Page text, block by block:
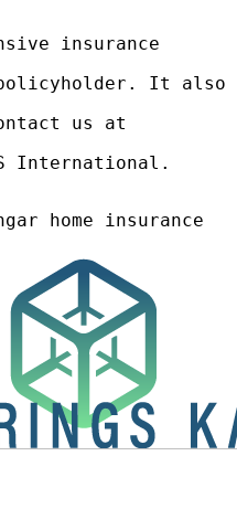
insurance
It also
us at
International.
home insurance